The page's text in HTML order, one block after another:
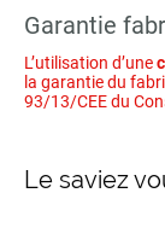
Garantie
L’utilisation d’une
la garantie du
93/13/CEE du
Le saviez